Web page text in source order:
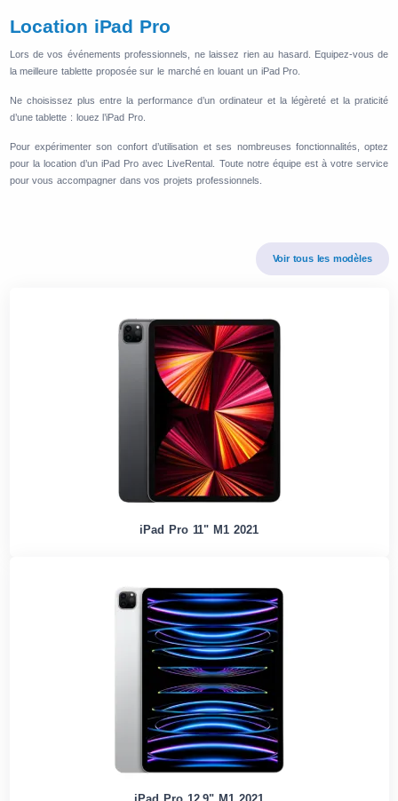
Location iPad Pro
Lors de vos événements professionnels, ne laissez rien au hasard. Equipez-vous de
la meilleure tablette proposée sur le marché en louant un iPad Pro.
Ne choisissez plus entre la performance d’un ordinateur et la légèreté et la praticité
d’une tablette : louez l’iPad Pro.
Pour expérimenter son confort d’utilisation et ses nombreuses fonctionnalités, optez
pour la location d’un iPad Pro avec LiveRental. Toute notre équipe est à votre service
pour vous accompagner dans vos projets professionnels.
Voir tous les modèles
iPad Pro 11" M1 2021